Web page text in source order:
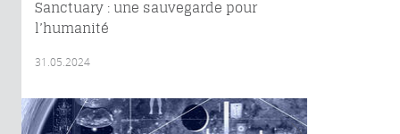
Sanctuary : une sauvegarde pour
l’humanité
31.05.2024